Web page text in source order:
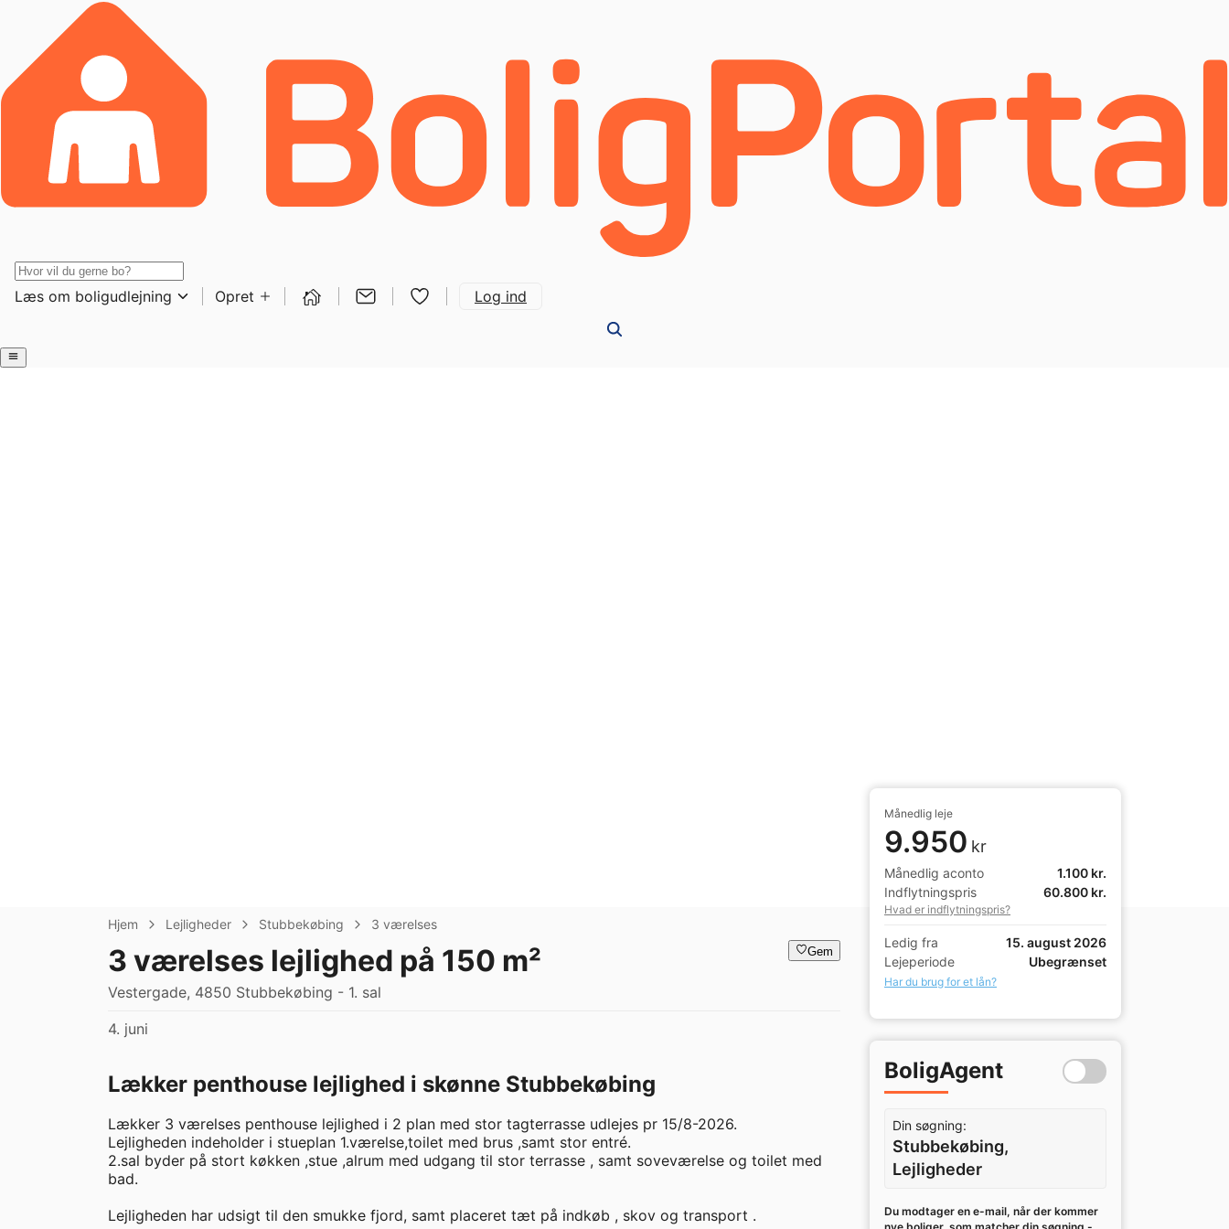
Læs om boligudlejning Opret Log ind
Hjem Lejligheder Stubbekøbing 3 værelses
3 værelses lejlighed på 150 m²
Vestergade, 4850 Stubbekøbing - 1. sal
Gem
4. juni
Lækker penthouse lejlighed i skønne Stubbekøbing
Lækker 3 værelses penthouse lejlighed i 2 plan med stor tagterrasse udlejes pr 15/8-2026.
Lejligheden indeholder i stueplan 1.værelse,toilet med brus ,samt stor entré.
2.sal byder på stort køkken ,stue ,alrum med udgang til stor terrasse , samt soveværelse og toilet med
bad.
Lejligheden har udsigt til den smukke fjord, samt placeret tæt på indkøb , skov og transport .
Månedlig leje
9.950 kr
Månedlig aconto
1.100 kr.
Indflytningspris
60.800 kr.
Hvad er indflytningspris?
Ledig fra
15. august 2026
Lejeperiode
Ubegrænset
Har du brug for et lån?
BoligAgent
Din søgning:
Stubbekøbing,
Lejligheder
Du modtager en e-mail, når der kommer